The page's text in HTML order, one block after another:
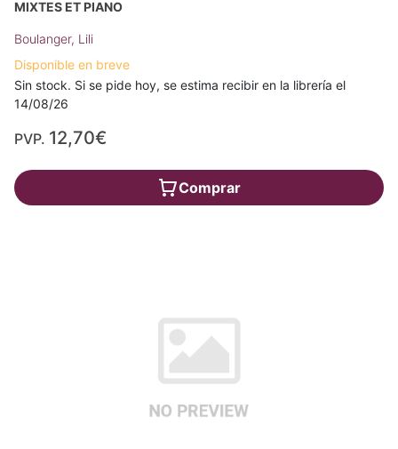
MIXTES ET PIANO
Boulanger, Lili
Disponible en breve
Sin stock. Si se pide hoy, se estima recibir en la librería el
14/08/26
PVP. 12,70€
Comprar